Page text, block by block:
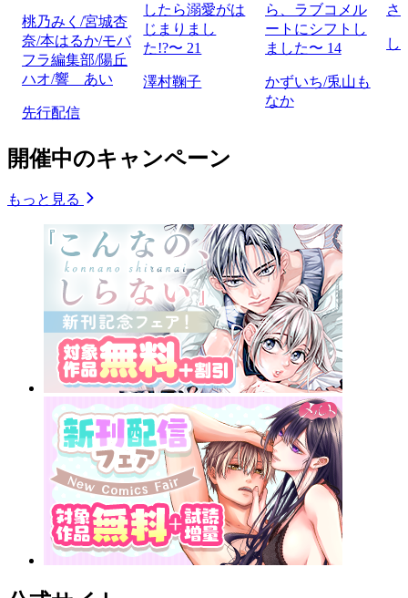
桃乃みく/宮城杏
奈/本はるか/モバ
フラ編集部/陽丘
ハオ/響 あい
先行配信
したら溺愛がは
じまりまし
た!?〜 21
澤村鞠子
ら、ラブコメル
ートにシフトし
ました〜 14
かずいち/兎山も
なか
さ
し
開催中のキャンペーン
もっと見る